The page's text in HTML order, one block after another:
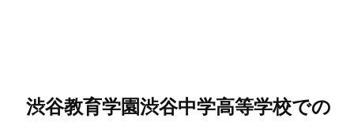
渋谷教育学園渋谷中学高等学校での